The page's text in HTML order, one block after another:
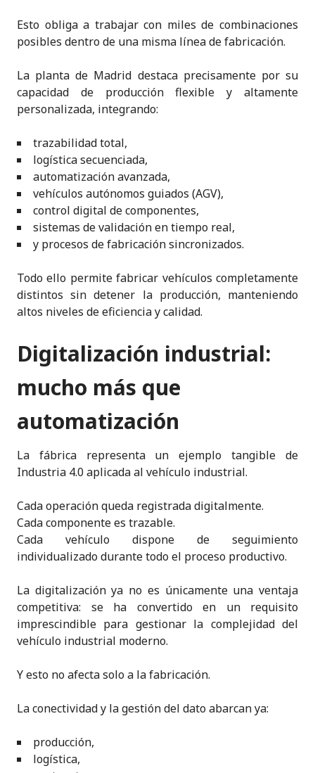
Esto obliga a trabajar con miles de combinaciones
posibles dentro de una misma línea de fabricación.
La planta de Madrid destaca precisamente por su
capacidad de producción flexible y altamente
personalizada, integrando:
trazabilidad total,
logística secuenciada,
automatización avanzada,
vehículos autónomos guiados (AGV),
control digital de componentes,
sistemas de validación en tiempo real,
y procesos de fabricación sincronizados.
Todo ello permite fabricar vehículos completamente
distintos sin detener la producción, manteniendo
altos niveles de eficiencia y calidad.
Digitalización industrial:
mucho más que
automatización
La fábrica representa un ejemplo tangible de
Industria 4.0 aplicada al vehículo industrial.
Cada operación queda registrada digitalmente.
Cada componente es trazable.
Cada vehículo dispone de seguimiento
individualizado durante todo el proceso productivo.
La digitalización ya no es únicamente una ventaja
competitiva: se ha convertido en un requisito
imprescindible para gestionar la complejidad del
vehículo industrial moderno.
Y esto no afecta solo a la fabricación.
La conectividad y la gestión del dato abarcan ya:
producción,
logística,